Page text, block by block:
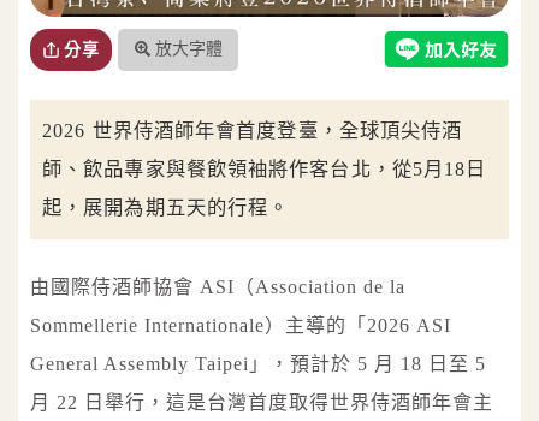
分享 放大字體
2026 世界侍酒師年會首度登臺，全球頂尖侍酒
師、飲品專家與餐飲領袖將作客台北，從5月18日
起，展開為期五天的行程。
由國際侍酒師協會 ASI（Association de la
Sommellerie Internationale）主導的「2026 ASI
General Assembly Taipei」，預計於 5 月 18 日至 5
月 22 日舉行，這是台灣首度取得世界侍酒師年會主